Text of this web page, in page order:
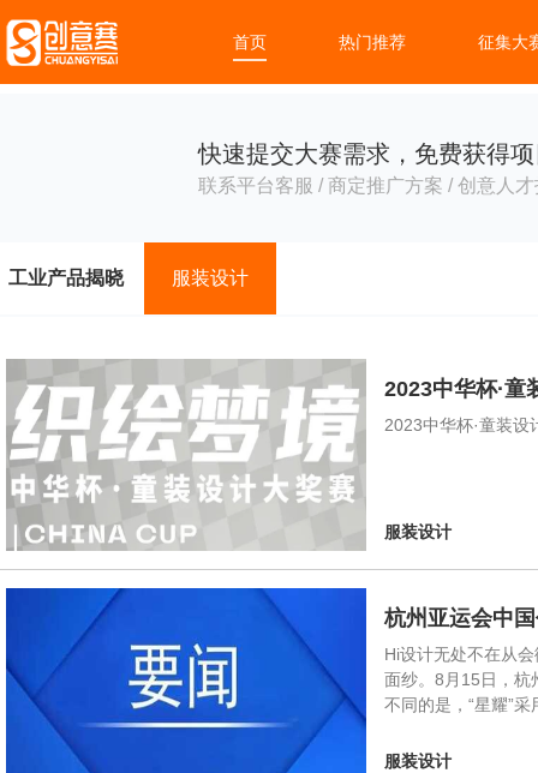
首页 热门推荐 征集大
快速提交大赛需求，免费获得
联系平台客服 / 商定推广方案 / 创意人
工业产品揭晓 服装设计
2023中华杯·童
2023中华杯·童装设
服装设计
杭州亚运会中
Hi设计无处不在从
面纱。8月15日，杭
不同的是，“星耀”
服装设计